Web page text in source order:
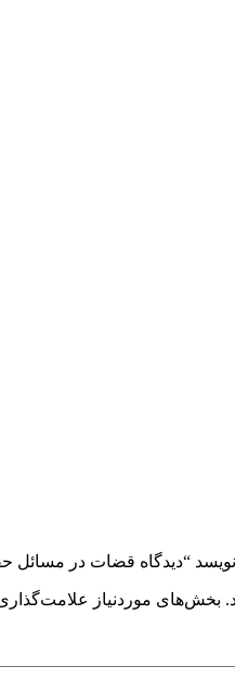
نویسد “دیدگاه قضات در
بخش‌های موردنیاز